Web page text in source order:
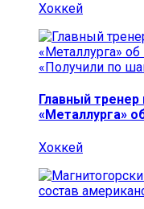
Хоккей
Главный
«Металлурга»
Хоккей